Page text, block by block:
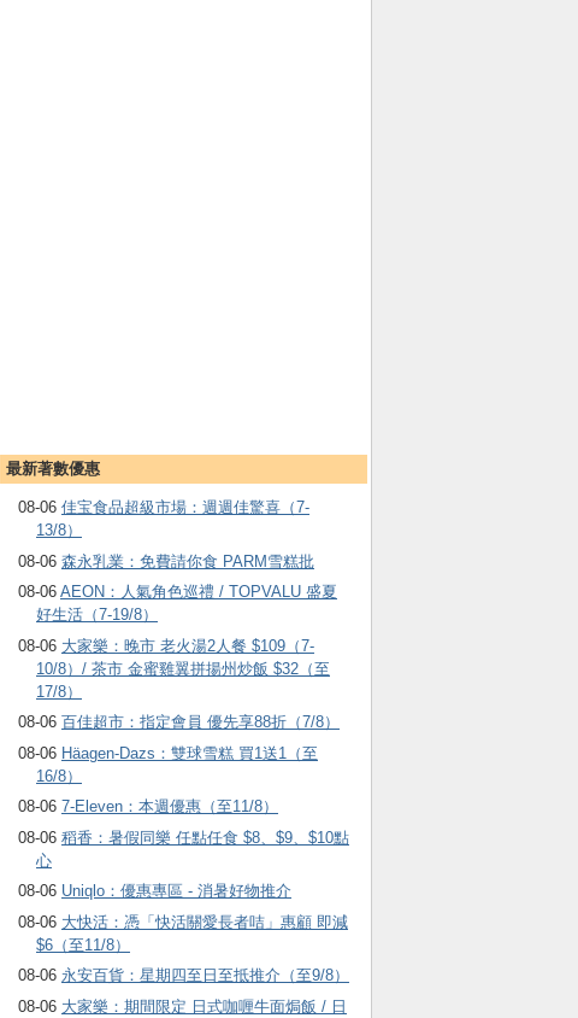
最新著數優惠
08-06 佳宝食品超級市場：週週佳驚喜（7-
13/8）
08-06 森永乳業：免費請你食 PARM雪糕批
08-06 AEON：人氣角色巡禮 / TOPVALU 盛夏
好生活（7-19/8）
08-06 大家樂：晚市 老火湯2人餐 $109（7-
10/8）/ 茶市 金蜜雞翼拼揚州炒飯 $32（至
17/8）
08-06 百佳超市：指定會員 優先享88折（7/8）
08-06 Häagen-Dazs ：雙球雪糕 買1送1（至
16/8）
08-06 7-Eleven：本週優惠（至11/8）
08-06 稻香：暑假同樂 任點任食 $8、$9、$10點
心
08-06 Uniqlo：優惠專區 - 消暑好物推介
08-06 大快活：憑「快活關愛長者咭」惠顧 即減
$6（至11/8）
08-06 永安百貨：星期四至日至抵推介（至9/8）
08-06 大家樂：期間限定 日式咖喱牛面焗飯 / 日